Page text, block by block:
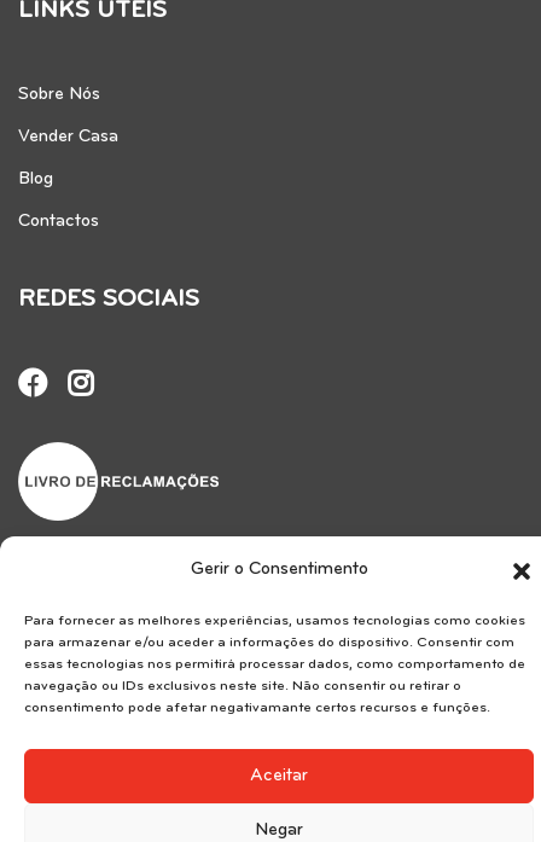
Gerir o Consentimento
Para fornecer as melhores experiências, usamos tecnologias como cookies
para armazenar e/ou aceder a informações do dispositivo. Consentir com
essas tecnologias nos permitirá processar dados, como comportamento de
navegação ou IDs exclusivos neste site. Não consentir ou retirar o
consentimento pode afetar negativamante certos recursos e funções.
Aceitar
Negar
LINKS ÚTEIS
Sobre Nós
Vender Casa
Blog
Contactos
REDES SOCIAIS
Reservice SA . AMI 7183.